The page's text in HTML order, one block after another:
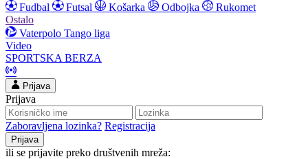
Fudbal
Futsal Košarka Odbojka
Rukomet
Ostalo
Vaterpolo Tango liga
Video
SPORTSKA BERZA
Prijava
Prijava
Zaboravljena lozinka? Registracija
ili se prijavite preko društvenih mreža: